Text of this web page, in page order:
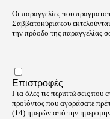
Οι παραγγελίες που
Σαββατοκύριακου
την πρόοδο της παραγγελίας
Επιστροφές
Για όλες τις περιπτώσεις που
προϊόντος που αγοράσατε
(14) ημερών από την